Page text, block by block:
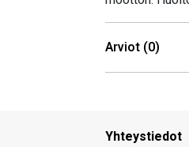
Arviot (0)
Yhteystiedot